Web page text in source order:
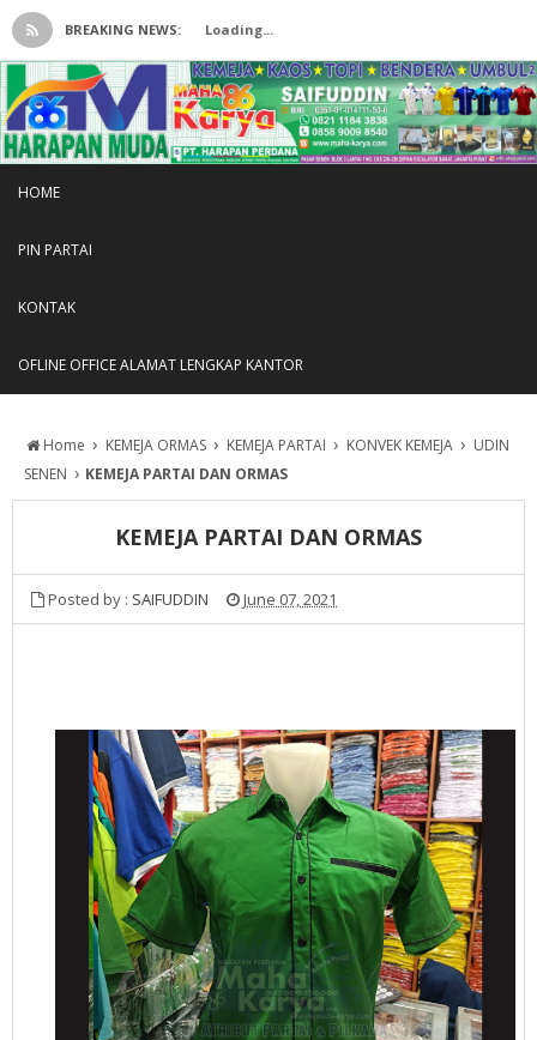
BREAKING NEWS: Loading...
HOME
PIN PARTAI
KONTAK
OFLINE OFFICE ALAMAT LENGKAP KANTOR
Home › KEMEJA ORMAS › KEMEJA PARTAI › KONVEK KEMEJA › UDIN
SENEN › KEMEJA PARTAI DAN ORMAS
KEMEJA PARTAI DAN ORMAS
Posted by : SAIFUDDIN June 07, 2021